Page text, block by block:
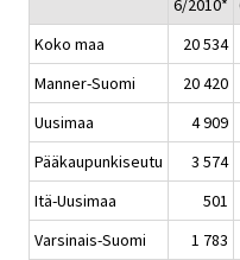
6/2010*
Koko maa
20 534
Manner-Suomi
20 420
Uusimaa
4 909
Pääkaupunkiseutu
3 574
Itä-Uusimaa
501
Varsinais-Suomi
1 783